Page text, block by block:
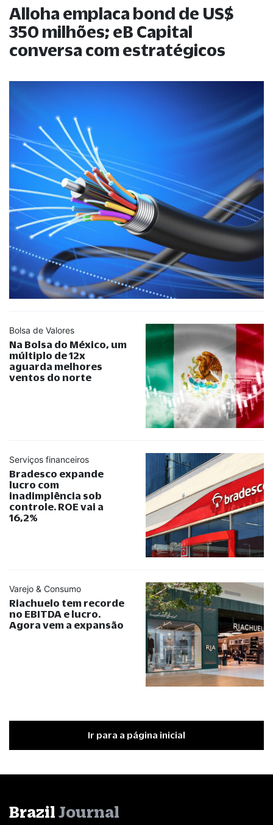
Alloha emplaca bond de US$
350 milhões; eB Capital
conversa com estratégicos
Bolsa de Valores
Na Bolsa do México, um
múltiplo de 12x
aguarda melhores
ventos do norte
Serviços financeiros
Bradesco expande
lucro com
inadimplência sob
controle. ROE vai a
16,2%
Varejo & Consumo
Riachuelo tem recorde
no EBITDA e lucro.
Agora vem a expansão
Ir para a página inicial
Brazil Journal